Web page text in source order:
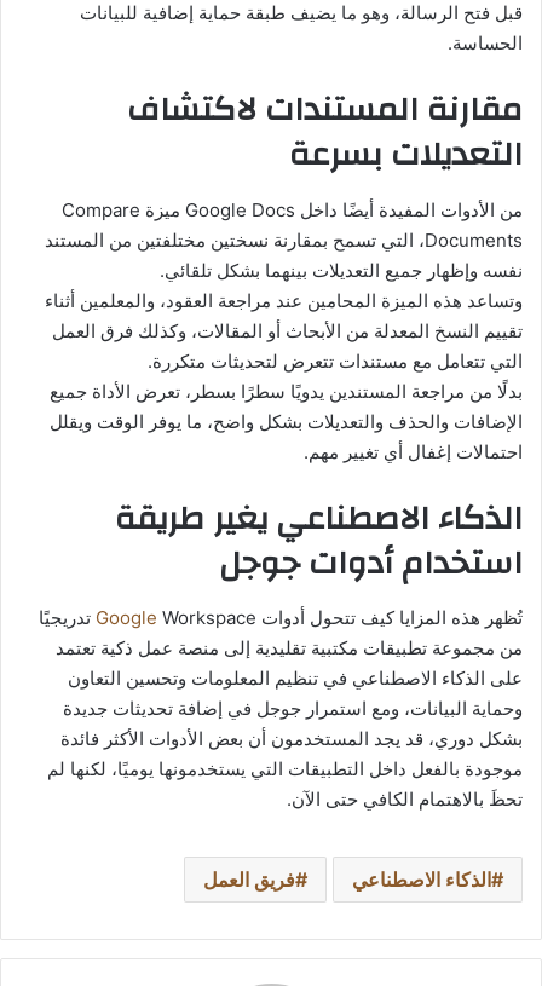
قبل فتح الرسالة، وهو ما يضيف طبقة حماية إضافية للبيانات
الحساسة.
مقارنة المستندات لاكتشاف
التعديلات بسرعة
من الأدوات المفيدة أيضًا داخل Google Docs ميزة Compare
Documents، التي تسمح بمقارنة نسختين مختلفتين من المستند
نفسه وإظهار جميع التعديلات بينهما بشكل تلقائي.
وتساعد هذه الميزة المحامين عند مراجعة العقود، والمعلمين أثناء
تقييم النسخ المعدلة من الأبحاث أو المقالات، وكذلك فرق العمل
التي تتعامل مع مستندات تتعرض لتحديثات متكررة.
بدلًا من مراجعة المستندين يدويًا سطرًا بسطر، تعرض الأداة جميع
الإضافات والحذف والتعديلات بشكل واضح، ما يوفر الوقت ويقلل
احتمالات إغفال أي تغيير مهم.
الذكاء الاصطناعي يغير طريقة
استخدام أدوات جوجل
تُظهر هذه المزايا كيف تتحول أدوات Google Workspace تدريجيًا
من مجموعة تطبيقات مكتبية تقليدية إلى منصة عمل ذكية تعتمد
على الذكاء الاصطناعي في تنظيم المعلومات وتحسين التعاون
وحماية البيانات، ومع استمرار جوجل في إضافة تحديثات جديدة
بشكل دوري، قد يجد المستخدمون أن بعض الأدوات الأكثر فائدة
موجودة بالفعل داخل التطبيقات التي يستخدمونها يوميًا، لكنها لم
تحظَ بالاهتمام الكافي حتى الآن.
الذكاء الاصطناعي فريق العمل